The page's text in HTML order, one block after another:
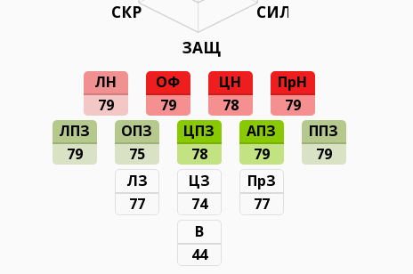
СИЛ
ЗАЩ
СКР
ЛН
79
ОФ
79
ЦН
78
ПрН
79
ЛПЗ
79
ОПЗ
75
ЦПЗ
78
АПЗ
79
ППЗ
79
ЛЗ
77
ЦЗ
74
ПрЗ
77
В
44